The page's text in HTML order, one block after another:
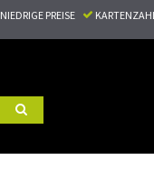
NIEDRIGE PREISE